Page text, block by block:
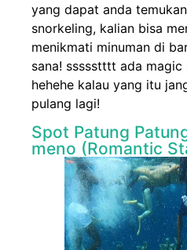
yang dapat anda
snorkeling, kalian bisa
menikmati minuman di
sana! ssssstttt ada
hehehe kalau yang itu
pulang lagi!
Spot Patung
meno (Romantic